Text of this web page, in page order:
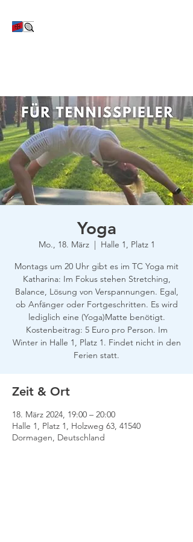
Yoga
Mo., 18. März
  |
Halle 1, Platz 1
Montags um 20 Uhr gibt es im TC Yoga mit
Katharina: Im Fokus stehen Stretching,
Balance, Lösung von Verspannungen. Egal,
ob Anfänger oder Fortgeschritten. Es wird
lediglich eine (Yoga)Matte benötigt.
Kostenbeitrag: 5 Euro pro Person. Im
Winter in Halle 1, Platz 1. Findet nicht in den
Ferien statt.
Zeit & Ort
18. März 2024, 19:00 – 20:00
Halle 1, Platz 1, Holzweg 63, 41540
Dormagen, Deutschland